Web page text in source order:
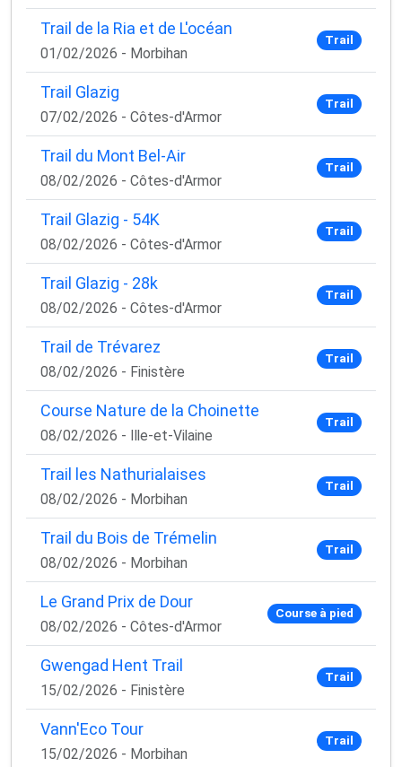
✅ Descodes promo et bons planspartenaires
Email
Oui, je veux progresser 💪
Aucun spam, vous pouvez vous désinscrire à tout
Trail de la Ria et de L'océan
01/02/2026 - Morbihan
Trail
Trail Glazig
07/02/2026 - Côtes-d'Armor
Trail
Trail du Mont Bel-Air
08/02/2026 - Côtes-d'Armor
Trail
Trail Glazig - 54K
08/02/2026 - Côtes-d'Armor
Trail
Trail Glazig - 28k
08/02/2026 - Côtes-d'Armor
Trail
Trail de Trévarez
08/02/2026 - Finistère
Trail
Course Nature de la Choinette
08/02/2026 - Ille-et-Vilaine
Trail
Trail les Nathurialaises
08/02/2026 - Morbihan
Trail
Trail du Bois de Trémelin
08/02/2026 - Morbihan
Trail
Le Grand Prix de Dour
08/02/2026 - Côtes-d'Armor
Course à pied
Gwengad Hent Trail
15/02/2026 - Finistère
Trail
Vann'Eco Tour
15/02/2026 - Morbihan
Trail